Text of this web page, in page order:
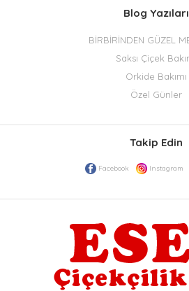
Blog Yazıları
BİRBİRİNDEN GÜZEL
Saksı Çiçek
Orkide Bakımı
Özel Günler
Takip Edin
Facebook Instagram